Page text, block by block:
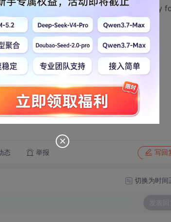
client's requirement with responsibility
and receive xml datas via Xmlhttp;
xmlhttp.
审理要严格点
个支持本次反对的人
态 举报 写回
切换为时间
发表回